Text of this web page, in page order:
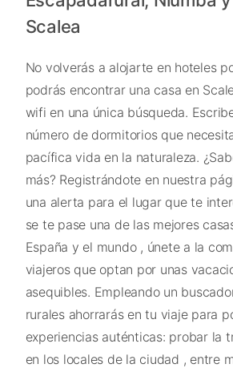
Scalea
No volverás a alojarte en hoteles
podrás encontrar una casa en
wifi en una única búsqueda.
número de dormitorios que
pacífica vida en la naturaleza.
más? Registrándote en nuestra
una alerta para el lugar que te
se te pase una de las mejores
España y el mundo , únete a la
viajeros que optan por unas
asequibles. Empleando un
rurales ahorrarás en tu viaje para
experiencias auténticas: probar la
en los locales de la ciudad , entre